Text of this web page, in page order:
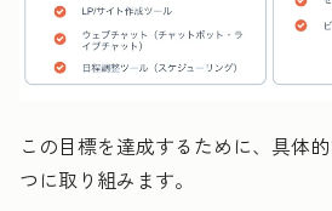
この目標を達成するために、具体
つに取り組みます。